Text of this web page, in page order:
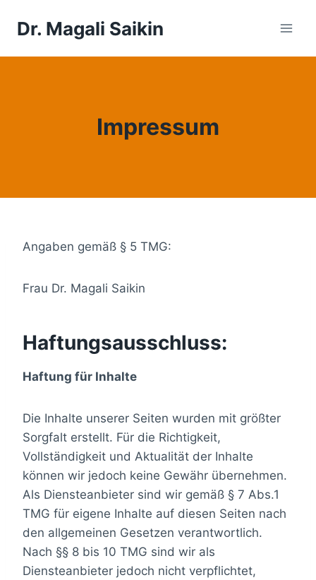
InhaltDr. Magali Saikin
Impressum
Angaben gemäß § 5 TMG:
Frau Dr. Magali Saikin
Haftungsausschluss:
Haftung für Inhalte
Die Inhalte unserer Seiten wurden mit größter
Sorgfalt erstellt. Für die Richtigkeit,
Vollständigkeit und Aktualität der Inhalte
können wir jedoch keine Gewähr übernehmen.
Als Diensteanbieter sind wir gemäß § 7 Abs.1
TMG für eigene Inhalte auf diesen Seiten nach
den allgemeinen Gesetzen verantwortlich.
Nach §§ 8 bis 10 TMG sind wir als
Diensteanbieter jedoch nicht verpflichtet,